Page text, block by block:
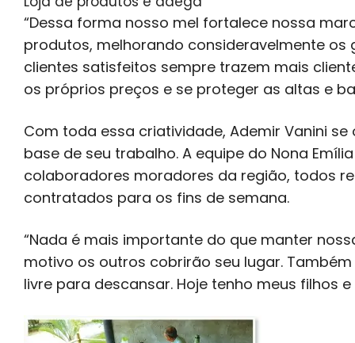
“Dessa forma nosso mel fortalece nossa
produtos, melhorando consideravelmente
clientes satisfeitos sempre trazem mais
os próprios preços e se proteger as altas e
Com toda essa criatividade, Ademir Vanini
base de seu trabalho. A equipe do Nona
colaboradores moradores da região, todos
contratados para os fins de semana.
“Nada é mais importante do que manter
motivo os outros cobrirão seu lugar.
livre para descansar. Hoje tenho meus filhos